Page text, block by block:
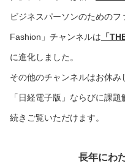
ビジネスパーソンのためのフ
Fashion」チャンネルは 「
に進化しました。
その他のチャンネルはお休
「日経電子版」ならびに課
続きご覧いただけます。
長年にわ